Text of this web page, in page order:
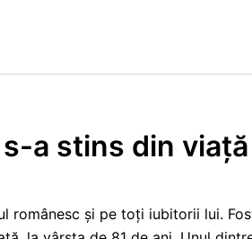
a stins din viaţă
românesc și pe toți iubitorii lui.